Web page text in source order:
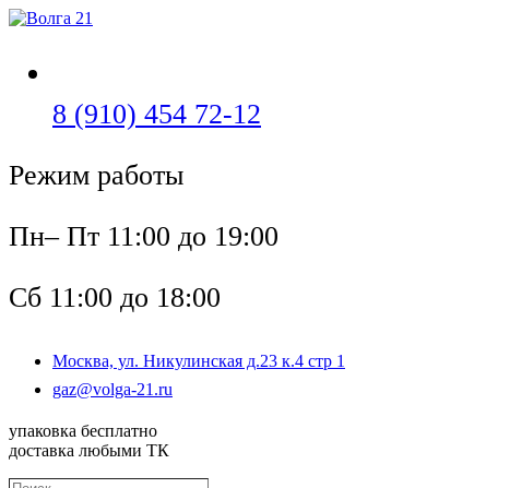
Перейти
8 (910) 454 72-12
Режим работы
Пн– Пт 11:00 до 19:00
Сб 11:00 до 18:00
Москва, ул. Никулинская д.23 к.4 стр 1
gaz@volga-21.ru
упаковка бесплатно
доставка любыми ТК